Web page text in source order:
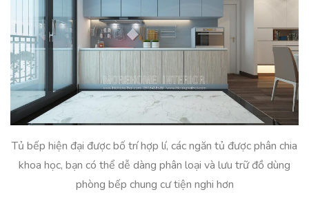
Tủ bếp hiện đại được bố trí hợp lí, các ngăn tủ được phân chia
khoa học, bạn có thể dễ dàng phân loại và lưu trữ đồ dùng
phòng bếp chung cư tiện nghi hơn